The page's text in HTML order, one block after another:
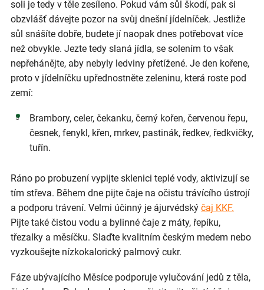
soli je tedy v těle zesíleno. Pokud vám sůl škodí, pak si
obzvlášť dávejte pozor na svůj dnešní jídelníček. Jestliže
sůl snášíte dobře, budete jí naopak dnes potřebovat více
než obvykle. Jezte tedy slaná jídla, se solením to však
nepřehánějte, aby nebyly ledviny přetížené. Je den kořene,
proto v jídelníčku upřednostněte zeleninu, která roste pod
zemí:
Brambory, celer, čekanku, černý kořen, červenou řepu,
česnek, fenykl, křen, mrkev, pastinák, ředkev, ředkvičky,
tuřín.
Ráno po probuzení vypijte sklenici teplé vody, aktivizují se
tím střeva. Během dne pijte čaje na očistu trávícího ústrojí
a podporu trávení. Velmi účinný je ájurvédský čaj KKF.
Pijte také čistou vodu a bylinné čaje z máty, řepíku,
třezalky a měsíčku. Slaďte kvalitním českým medem nebo
vyzkoušejte nízkokalorický palmový cukr.
Fáze ubývajícího Měsíce podporuje vylučování jedů z těla,